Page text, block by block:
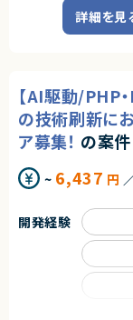
◎大規模DX推進の中
献できます！
◎チームマネジメント
・開発チームと連携し
・CI/CD環境の構築経
・IaC（Terraform、
・IaC（Terraform、
・コンテナ基盤（Docker
・SRE・監視設計・運
・生成AI活用による業
・コンテナ基盤（Docker
・CI/CD環境の構築経験
・SRE・監視設計・運用
契約形態
業務委託(準委任契約)
HR系クラウドサービ
■業務内容
・既存フロントエンド
・バックエンド（PHP /
・既存APIの設計見直
・新機能の設計、実装、
・生成AIツール（
・コードレビューおよ
・プロダクト・カスタ
・設計、実装、テスト、
詳細を見
【AI駆動/PHP
の技術刷新に
ア募集！ の案件
~ 6,437 円
開発経験